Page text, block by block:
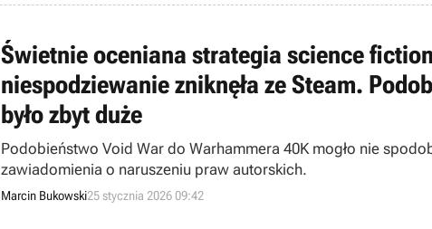
Świetnie oceniana strategia science
niespodziewanie zniknęła ze Steam.
było zbyt duże
Podobieństwo Void War do Warhammera 40K mogło nie
zawiadomienia o naruszeniu praw autorskich.
Marcin Bukowski25 stycznia 2026 09:42